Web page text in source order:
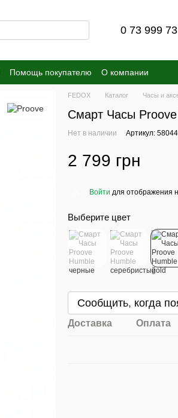
0 73 999
Помощь покупателю О компании
FEDOX Каталог Часы и
Смарт Часы Proove
Нет в наличии Артикул:
2 799 грн
Войти для отображения
Выберите цвет
Сообщить, когда
Доставка Оплата